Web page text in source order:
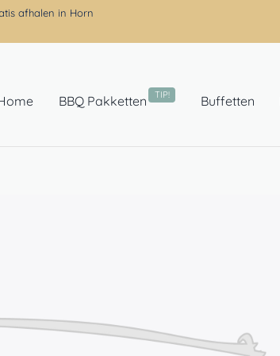
afhalen in Horn
BBQ Pakketten TIP! Buffetten